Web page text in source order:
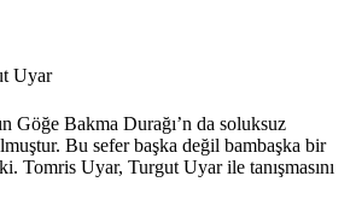
Uyar
Göğe Bakma Durağı’n da soluksuz
Bu sefer başka değil bambaşka bir
Tomris Uyar, Turgut Uyar ile tanışmasını